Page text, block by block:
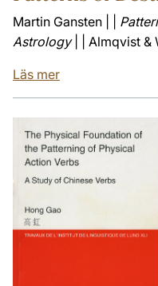
Martin Gansten | |
Astrology| | Almqvist &
Läs mer